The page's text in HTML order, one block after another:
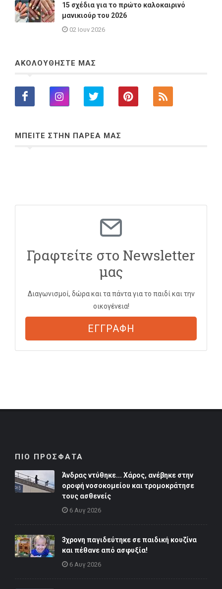
15 σχέδια για το πρώτο καλοκαιρινό
μανικιούρ του 2026
02 Ιουν 2026
ΑΚΟΛΟΥΘΗΣΤΕ ΜΑΣ
ΜΠΕΙΤΕ ΣΤΗΝ ΠΑΡΕΑ ΜΑΣ
Γραφτείτε στο Newsletter
μας
Διαγωνισμοί, δώρα και τα πάντα για το παιδί και την
οικογένεια!
ΕΓΓΡΑΦΗ
ΠΙΟ ΠΡΟΣΦΑΤΑ
Άνδρας ντύθηκε... Χάρος, ανέβηκε στην
οροφή νοσοκομείου και τρομοκράτησε
τους ασθενείς
6 Αυγ 2026
3χρονη παγιδεύτηκε σε παιδική κουζίνα
και πέθανε από ασφυξία!
6 Αυγ 2026